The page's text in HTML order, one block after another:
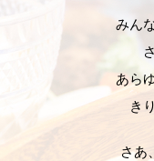
みん
あら
き
さあ